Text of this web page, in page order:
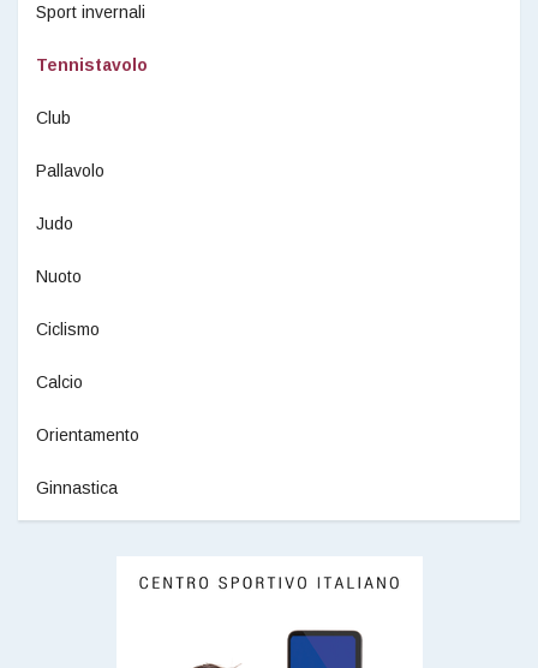
Sport invernali
Tennistavolo
Club
Pallavolo
Judo
Nuoto
Ciclismo
Calcio
Orientamento
Ginnastica